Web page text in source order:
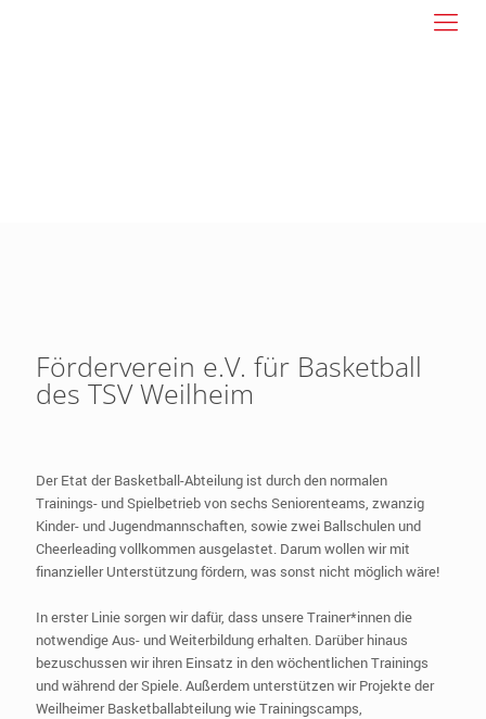
Förderverein e.V. für Basketball
des TSV Weilheim
Der Etat der Basketball-Abteilung ist durch den normalen
Trainings- und Spielbetrieb von sechs Seniorenteams, zwanzig
Kinder- und Jugendmannschaften, sowie zwei Ballschulen und
Cheerleading vollkommen ausgelastet. Darum wollen wir mit
finanzieller Unterstützung fördern, was sonst nicht möglich wäre!
In erster Linie sorgen wir dafür, dass unsere Trainer*innen die
notwendige Aus- und Weiterbildung erhalten. Darüber hinaus
bezuschussen wir ihren Einsatz in den wöchentlichen Trainings
und während der Spiele. Außerdem unterstützen wir Projekte der
Weilheimer Basketballabteilung wie Trainingscamps,